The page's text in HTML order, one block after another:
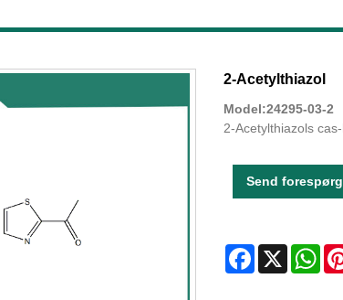
2-Acetylthiazol
Model:24295-03-2
2-Acetylthiazols
Send
Facebook
X